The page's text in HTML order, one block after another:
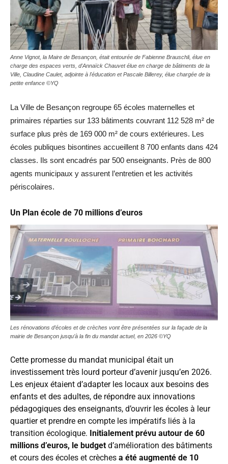
Anne Vignot, la Maire de Besançon, était entourée de Fabienne Brauschli, élue en
charge des espaces verts, d'Annaïck Chauvet élue en charge de bâtiments de la
Ville, Claudine Caulet, adjointe à l'éducation et Pascale Billerey, élue chargée de la
petite enfance ©YQ
La Ville de Besançon regroupe 65 écoles maternelles et
primaires réparties sur 133 bâtiments couvrant 112 528 m² de
surface plus près de 169 000 m² de cours extérieures. Les
écoles publiques bisontines accueillent 8 700 enfants dans 424
classes. Ils sont encadrés par 500 enseignants. Près de 800
agents municipaux y assurent l’entretien et les activités
périscolaires.
Un Plan école de 70 millions d’euros
Les rénovations d’écoles et de crèches vont être présentées sur la façade de la
mairie de Besançon jusqu’à la fin du mandat actuel, en 2026 ©YQ
Cette promesse du mandat municipal était un
investissement très lourd porteur d’avenir jusqu’en 2026.
Les enjeux étaient d’adapter les locaux aux besoins des
enfants et des adultes, de répondre aux innovations
pédagogiques des enseignants, d’ouvrir les écoles à leur
quartier et prendre en compte les impératifs liés à la
transition écologique. Initialement prévu autour de 60
millions d’euros, le budget d’amélioration des bâtiments
et cours des écoles et crèches a été augmenté de 10